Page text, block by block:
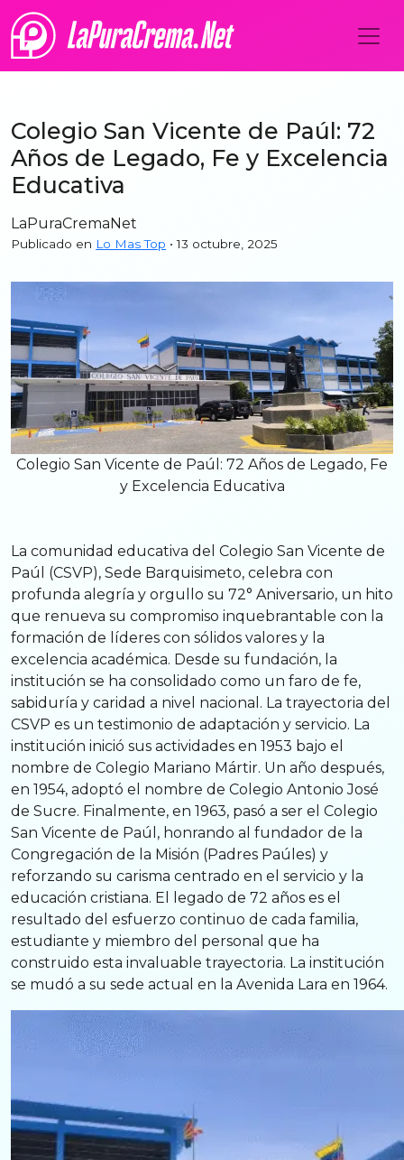
Colegio San Vicente de Paúl: 72
Años de Legado, Fe y Excelencia
Educativa
LaPuraCremaNet
Publicado en Lo Mas Top • 13 octubre, 2025
Colegio San Vicente de Paúl: 72 Años de Legado, Fe
y Excelencia Educativa
La comunidad educativa del Colegio San Vicente de
Paúl (CSVP), Sede Barquisimeto, celebra con
profunda alegría y orgullo su 72° Aniversario, un hito
que renueva su compromiso inquebrantable con la
formación de líderes con sólidos valores y la
excelencia académica. Desde su fundación, la
institución se ha consolidado como un faro de fe,
sabiduría y caridad a nivel nacional. La trayectoria del
CSVP es un testimonio de adaptación y servicio. La
institución inició sus actividades en 1953 bajo el
nombre de Colegio Mariano Mártir. Un año después,
en 1954, adoptó el nombre de Colegio Antonio José
de Sucre. Finalmente, en 1963, pasó a ser el Colegio
San Vicente de Paúl, honrando al fundador de la
Congregación de la Misión (Padres Paúles) y
reforzando su carisma centrado en el servicio y la
educación cristiana. El legado de 72 años es el
resultado del esfuerzo continuo de cada familia,
estudiante y miembro del personal que ha
construido esta invaluable trayectoria. La institución
se mudó a su sede actual en la Avenida Lara en 1964.